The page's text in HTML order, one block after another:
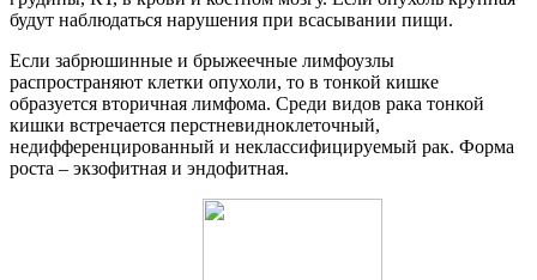
будут наблюдаться нарушения при всасывании пищи.
Если забрюшинные и брыжеечные лимфоузлы
распространяют клетки опухоли, то в тонкой кишке
образуется вторичная лимфома. Среди видов рака тонкой
кишки встречается перстневидноклеточный,
недифференцированный и неклассифицируемый рак. Форма
роста – экзофитная и эндофитная.